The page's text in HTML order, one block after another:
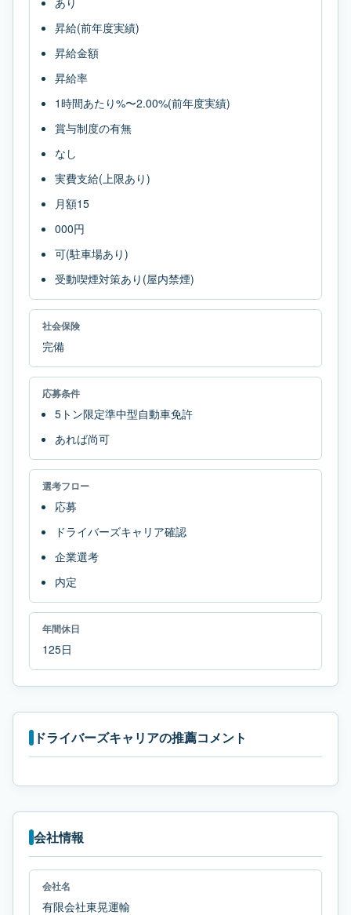
昇給(前年度実績)
昇給金額
昇給率
1時間あたり%〜2.00%(前年度実績)
賞与制度の有無
なし
実費支給(上限あり)
月額15
000円
可(駐車場あり)
受動喫煙対策あり(屋内禁煙)
社会保険
完備
応募条件
5トン限定準中型自動車免許
あれば尚可
選考フロー
応募
ドライバーズキャリア確認
企業選考
内定
年間休日
125日
ドライバーズキャリアの推薦コメント
会社情報
会社名
有限会社東晃運輸